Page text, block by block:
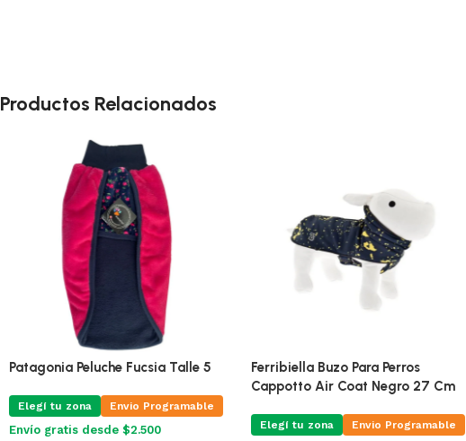
Productos Relacionados
Patagonia Doble Polar Cuadros
Elegí tu zona Envio Programable
Patagonia Peluche Fucsia Talle 5
Envío gratis desde $2.500